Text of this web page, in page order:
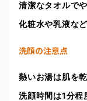
清潔なタオルで
化粧水や乳液な
洗顔の注意点
熱いお湯は肌を
洗顔時間は1分程